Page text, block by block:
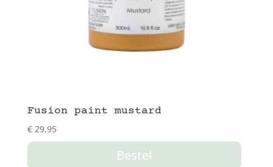
Fusion paint mustard
€29,95
Bestel